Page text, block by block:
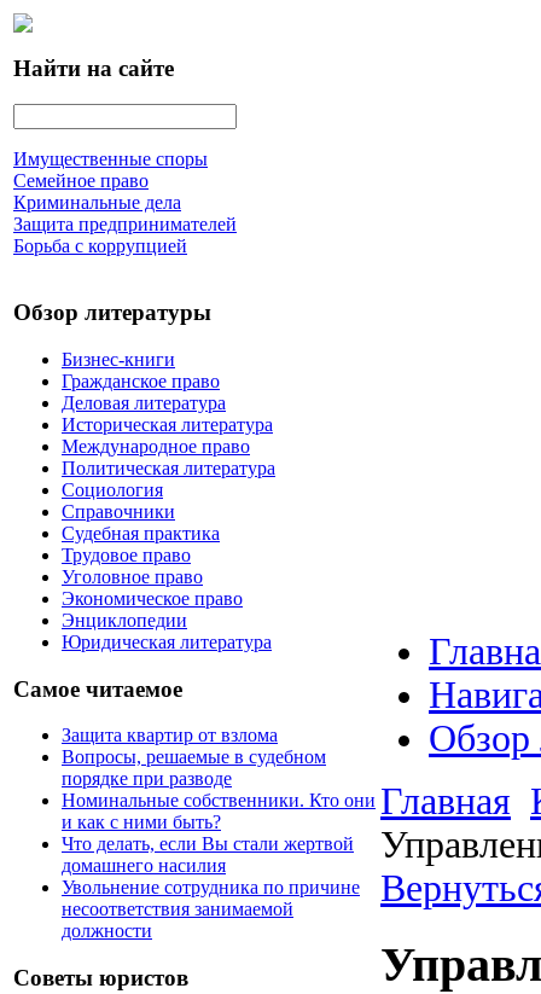
Найти на сайте
Имущественные споры
Семейное право
Криминальные дела
Защита предпринимателей
Борьба с коррупцией
Обзор литературы
Бизнес-книги
Гражданское право
Деловая литература
Историческая литература
Международное право
Политическая литература
Социология
Справочники
Судебная практика
Трудовое право
Уголовное право
Экономическое право
Энциклопедии
Юридическая литература
Самое читаемое
Защита квартир от взлома
Вопросы, решаемые в судебном
порядке при разводе
Номинальные собственники. Кто они
и как с ними быть?
Что делать, если Вы стали жертвой
домашнего насилия
Увольнение сотрудника по причине
несоответствия занимаемой
должности
Советы юристов
Обзор
Главная